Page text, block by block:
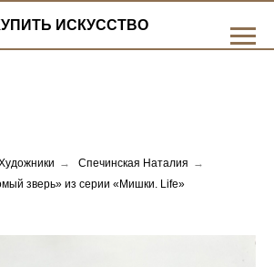
КУПИТЬ ИСКУССТВО
→ Спечинская Наталия →
зверь» из серии «Мишки. Life»